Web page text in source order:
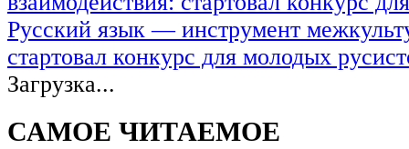
Русский язык — инструмент
стартовал конкурс для молодых
Загрузка...
САМОЕ ЧИТАЕМОЕ